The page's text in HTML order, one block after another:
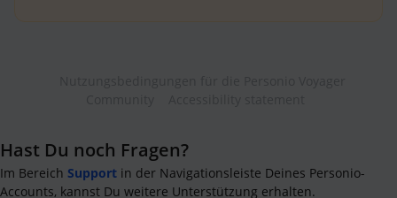
Hast Du noch Fragen?
Im Bereich Support in der Navigationsleiste Deines Personio-
Accounts, kannst Du weitere Unterstützung erhalten.